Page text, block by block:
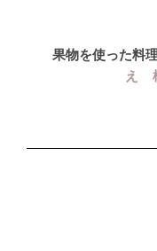
果物を使った料
え